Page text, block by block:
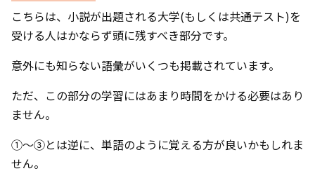
こちらは、小説が出題される大学(もしくは共通テスト)を
受ける人はかならず頭に残すべき部分です。
意外にも知らない語彙がいくつも掲載されています。
ただ、この部分の学習にはあまり時間をかける必要はあり
ません。
①～③とは逆に、単語のように覚える方が良いかもしれま
せん。